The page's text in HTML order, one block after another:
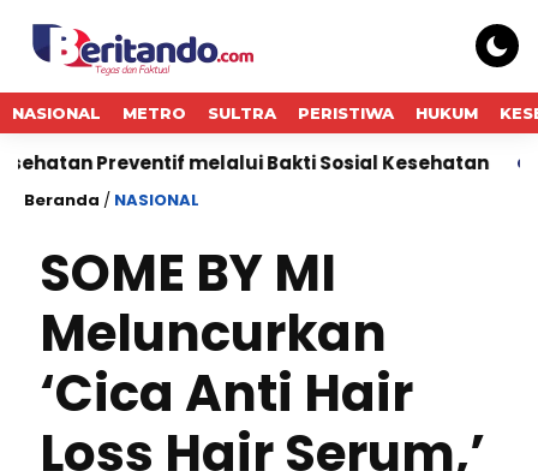
NASIONAL METRO SULTRA PERISTIWA HUKUM
melalui Bakti Sosial Kesehatan Jasa Marga
Beranda / NASIONAL
SOME BY MI
Meluncurkan
‘Cica Anti Hair
Loss Hair Serum,’